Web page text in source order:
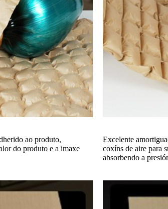
ao produto,
do produto e a imaxe
Excelente
coxíns de aire para
absorbendo a